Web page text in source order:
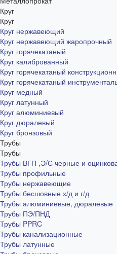
Круг
Круг
Круг нержавеющий
Круг нержавеющий жаропрочный
Круг горячекатаный
Круг калиброванный
Круг горячекатаный
Круг горячекатаный
Круг медный
Круг латунный
Круг алюминиевый
Круг дюралевый
Круг бронзовый
Трубы
Трубы
Трубы ВГП ,Э/С черные и
Трубы профильные
Трубы нержавеющие
Трубы бесшовные х/д и г/д
Трубы алюминиевые, дюралевые
Трубы ПЭ/ПНД
Трубы PPRC
Трубы канализационные
Трубы латунные